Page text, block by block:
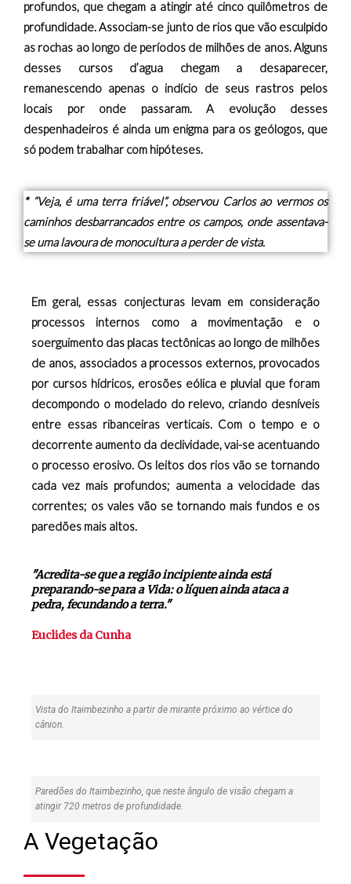
profundos, que chegam a atingir até cinco quilômetros de
profundidade. Associam-se junto de rios que vão esculpido
as rochas ao longo de períodos de milhões de anos. Alguns
desses cursos d’agua chegam a desaparecer,
remanescendo apenas o indício de seus rastros pelos
locais por onde passaram. A evolução desses
despenhadeiros é ainda um enigma para os geólogos, que
só podem trabalhar com hipóteses.
* “Veja, é uma terra friável”, observou Carlos ao vermos os
caminhos desbarrancados entre os campos, onde assentava-
se uma lavoura de monocultura a perder de vista.
Em geral, essas conjecturas levam em consideração
processos internos como a movimentação e o
soerguimento das placas tectônicas ao longo de milhões
de anos, associados a processos externos, provocados
por cursos hídricos, erosões eólica e pluvial que foram
decompondo o modelado do relevo, criando desníveis
entre essas ribanceiras verticais. Com o tempo e o
decorrente aumento da declividade, vai-se acentuando
o processo erosivo. Os leitos dos rios vão se tornando
cada vez mais profundos; aumenta a velocidade das
correntes; os vales vão se tornando mais fundos e os
paredões mais altos.
"Acredita-se que a região incipiente ainda está
preparando-se para a Vida: o líquen ainda ataca a
pedra, fecundando a terra."
Euclides da Cunha
Vista do Itaimbezinho a partir de mirante próximo ao vértice do
cânion.
Paredões do Itaimbezinho, que neste ângulo de visão chegam a
atingir 720 metros de profundidade.
A Vegetação